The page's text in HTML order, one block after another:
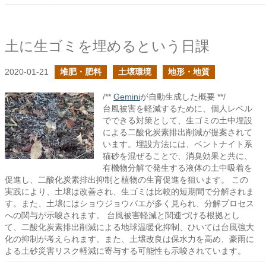
土に生ゴミを埋めるという日課
2020-01-21 堆肥・肥料 土壌環境 地形・地質
/** Geminiが自動生成した概要 **/
台風被害を軽減するために、個人レベル
でできる対策として、生ゴミの土中埋設
による二酸化炭素排出削減が提案されて
います。埋設方法には、ベントナイト系
猫砂を混ぜることで、消臭効果と共に、
有機物分解で発生する液体の土中吸着を
促進し、二酸化炭素排出抑制と植物の生育促進を狙います。 この
実践により、土壌は改善され、生ゴミは比較的短期間で分解されま
す。また、土壌にはショウジョウバエが多く見られ、分解プロセス
への関与が示唆されます。 台風被害軽減と関連づける根拠とし
て、二酸化炭素排出削減による地球温暖化抑制、ひいては台風強大
化の抑制が考えられます。また、土壌改良は保水力を高め、豪雨に
よる土砂災害リスク軽減に寄与する可能性も示唆されています。